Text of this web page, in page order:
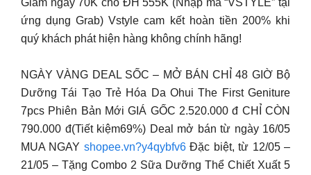
Giảm ngay 70K cho ĐH 555K (Nhập mã “VSTYLE” tại
ứng dụng Grab) Vstyle cam kết hoàn tiền 200% khi
quý khách phát hiện hàng không chính hãng!
NGÀY VÀNG DEAL SỐC – MỞ BÁN CHỈ 48 GIỜ Bộ
Dưỡng Tái Tạo Trẻ Hóa Da Ohui The First Geniture
7pcs Phiên Bản Mới GIÁ GỐC 2.520.000 đ CHỈ CÒN
790.000 đ(Tiết kiệm69%) Deal mở bán từ ngày 16/05
MUA NGAY shopee.vn?y4qybfv6Đặc biệt, từ 12/05 –
21/05 – Tặng Combo 2 Sữa Dưỡng Thể Chiết Xuất 5